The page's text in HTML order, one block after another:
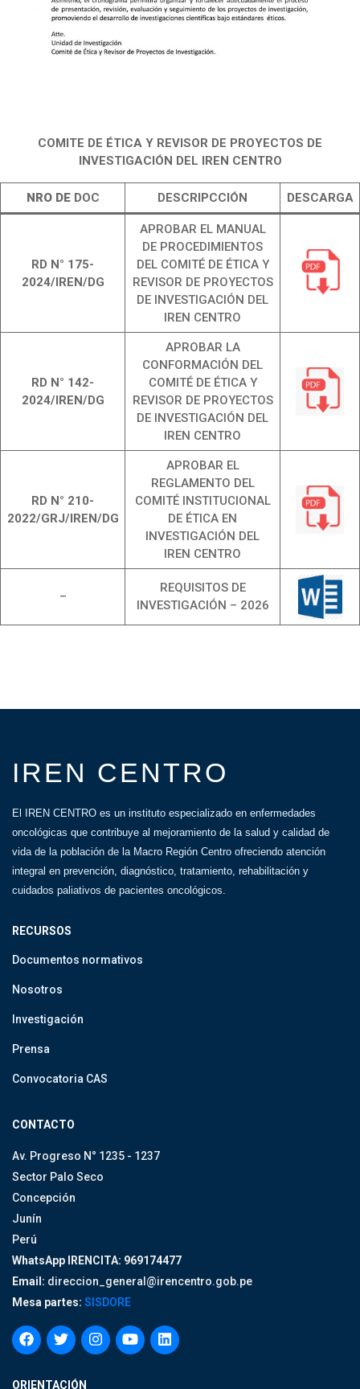
COMITE DE ÉTICA Y REVISOR DE PROYECTOS DE
INVESTIGACIÓN DEL IREN CENTRO
NRO DE DOC DESCRIPCCIÓN DESCARGA
RD N° 175-
2024/IREN/DG
APROBAR EL MANUAL
DE PROCEDIMIENTOS
DEL COMITÉ DE ÉTICA Y
REVISOR DE PROYECTOS
DE INVESTIGACIÓN DEL
IREN CENTRO
RD N° 142-
2024/IREN/DG
APROBAR LA
CONFORMACIÓN DEL
COMITÉ DE ÉTICA Y
REVISOR DE PROYECTOS
DE INVESTIGACIÓN DEL
IREN CENTRO
RD N° 210-
2022/GRJ/IREN/DG
APROBAR EL
REGLAMENTO DEL
COMITÉ INSTITUCIONAL
DE ÉTICA EN
INVESTIGACIÓN DEL
IREN CENTRO
–
REQUISITOS DE
INVESTIGACIÓN – 2026
IREN CENTRO
El IREN CENTRO es un instituto especializado en enfermedades
oncológicas que contribuye al mejoramiento de la salud y calidad de
vida de la población de la Macro Región Centro ofreciendo atención
integral en prevención, diagnóstico, tratamiento, rehabilitación y
cuidados paliativos de pacientes oncológicos.
RECURSOS
Documentos normativos
Nosotros
Investigación
Prensa
Convocatoria CAS
CONTACTO
Av. Progreso N° 1235 - 1237
Sector Palo Seco
Concepción
Junín
Perú
WhatsApp IRENCITA: 969174477
Email: direccion_general@irencentro.gob.pe
Mesa partes: SISDORE
ORIENTACIÓN